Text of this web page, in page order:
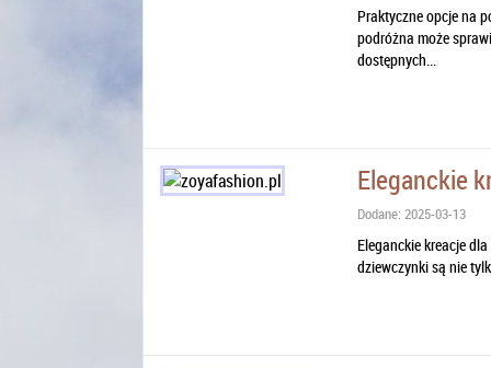
Praktyczne opcje na
podróżna może
dostępnych...
Eleganckie
Dodane: 2025-03-13
Eleganckie kreacje
dziewczynki są nie